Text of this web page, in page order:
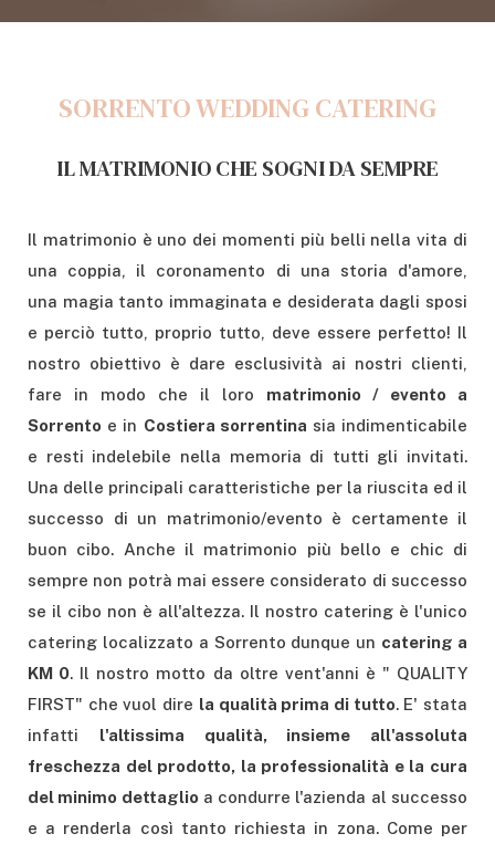
SORRENTO WEDDING CATERING
IL MATRIMONIO CHE SOGNI DA SEMPRE
Il matrimonio è uno dei momenti più belli nella vita di
una coppia, il coronamento di una storia d'amore,
una magia tanto immaginata e desiderata dagli sposi
e perciò tutto, proprio tutto, deve essere perfetto! Il
nostro obiettivo è dare esclusività ai nostri clienti,
fare in modo che il loro matrimonio / evento a
Sorrento e in Costiera sorrentina sia indimenticabile
e resti indelebile nella memoria di tutti gli invitati.
Una delle principali caratteristiche per la riuscita ed il
successo di un matrimonio/evento è certamente il
buon cibo. Anche il matrimonio più bello e chic di
sempre non potrà mai essere considerato di successo
se il cibo non è all'altezza. Il nostro catering è l'unico
catering localizzato a Sorrento dunque un catering a
KM 0. Il nostro motto da oltre vent'anni è " QUALITY
FIRST" che vuol dire la qualità prima di tutto. E' stata
infatti l'altissima qualità, insieme all'assoluta
freschezza del prodotto, la professionalità e la cura
del minimo dettaglio a condurre l'azienda al successo
e a renderla così tanto richiesta in zona. Come per